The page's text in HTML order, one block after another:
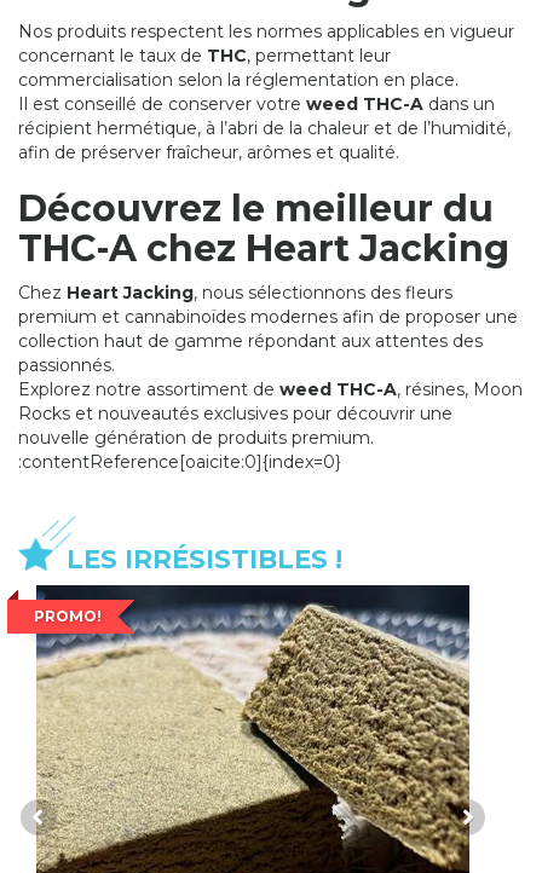
Nos produits respectent les normes applicables en vigueur
concernant le taux de THC, permettant leur
commercialisation selon la réglementation en place.
Il est conseillé de conserver votre weed THC-A dans un
récipient hermétique, à l’abri de la chaleur et de l’humidité,
afin de préserver fraîcheur, arômes et qualité.
Découvrez le meilleur du
THC-A chez Heart Jacking
Chez Heart Jacking, nous sélectionnons des fleurs
premium et cannabinoïdes modernes afin de proposer une
collection haut de gamme répondant aux attentes des
passionnés.
Explorez notre assortiment de weed THC-A, résines, Moon
Rocks et nouveautés exclusives pour découvrir une
nouvelle génération de produits premium.
:contentReference[oaicite:0]{index=0}
LES IRRÉSISTIBLES !
PROMO!